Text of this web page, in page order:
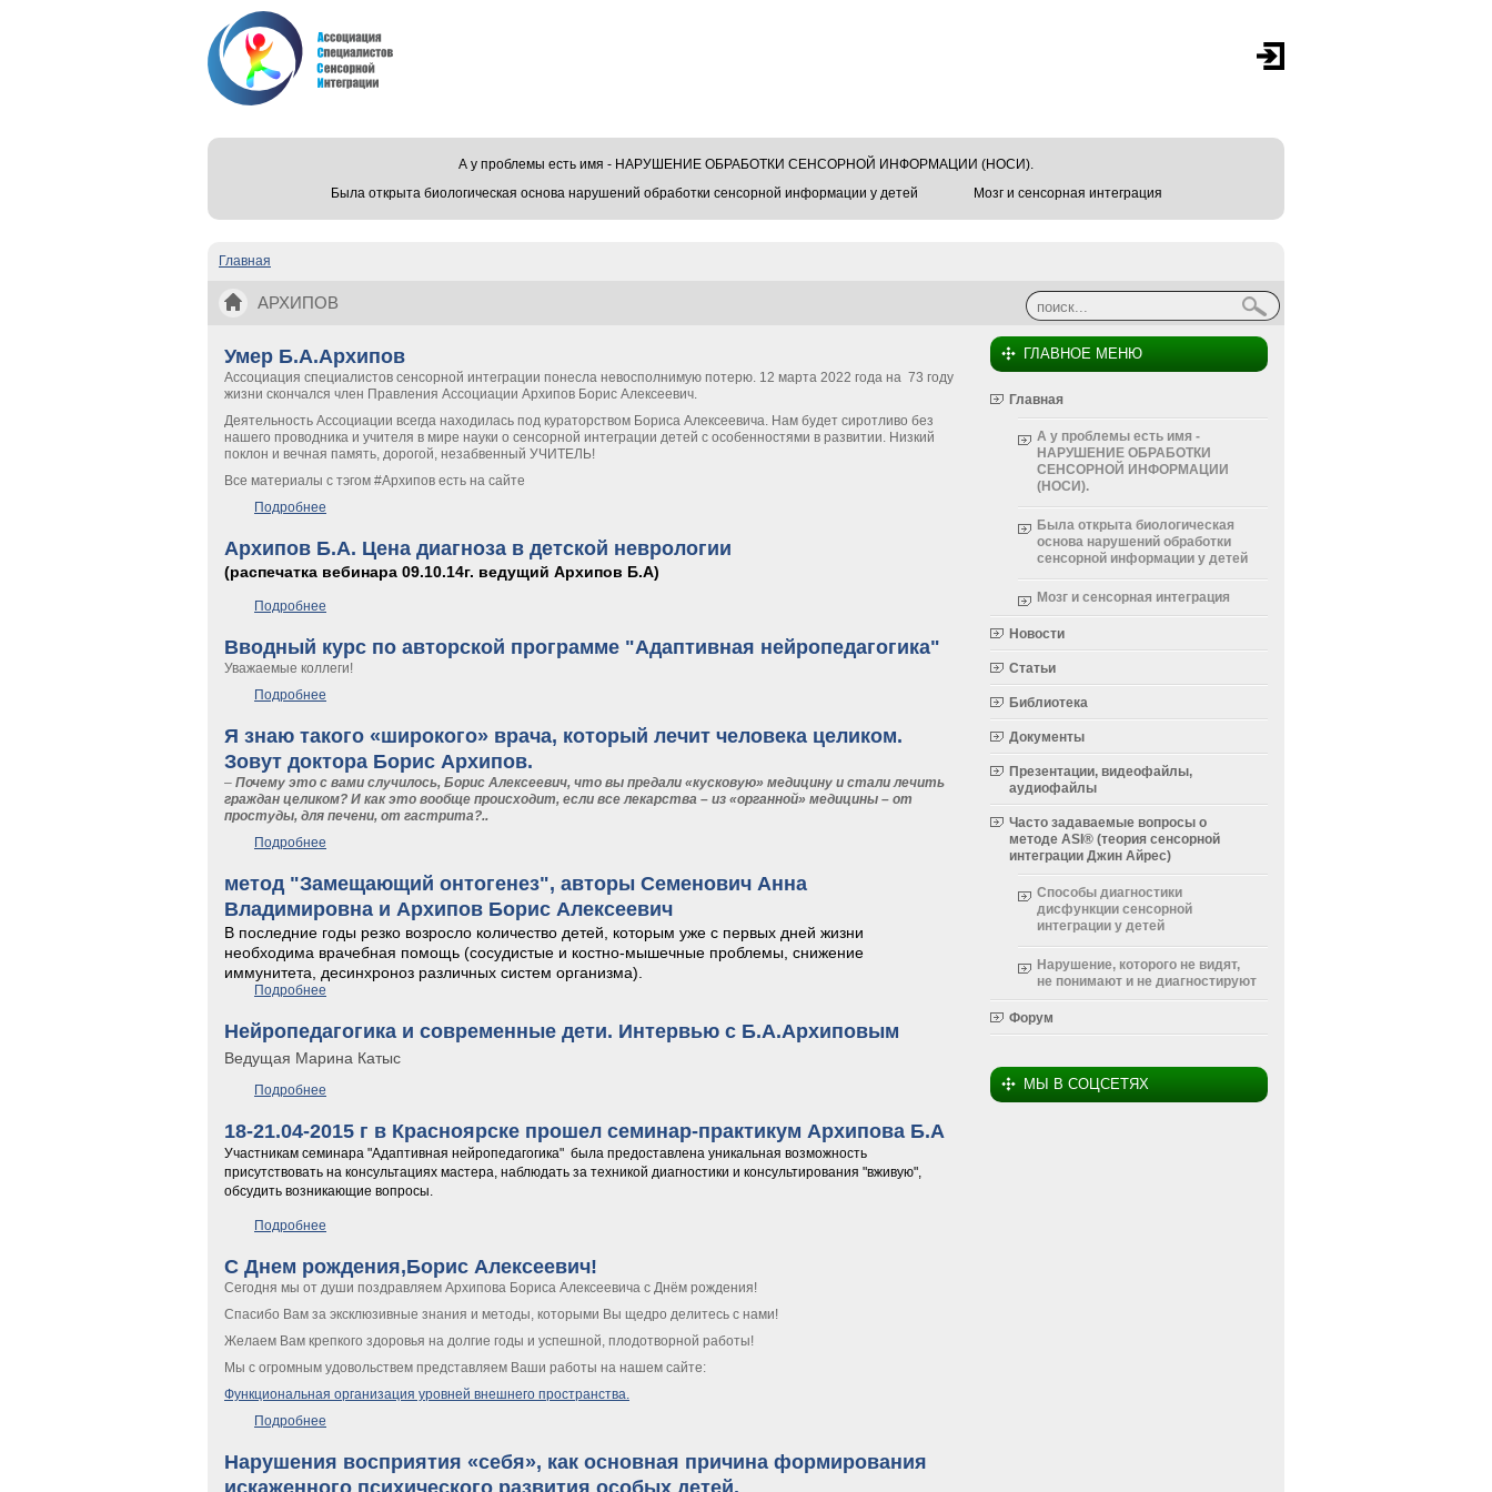
А у проблемы есть имя - НАРУШЕНИЕ ОБРАБОТКИ СЕНСОРНОЙ ИНФОРМАЦИИ (НОСИ).
Была открыта биологическая основа нарушений обработки сенсорной информации у детей
Мозг и сенсорная интеграция
Вы здесь
Главная
АРХИПОВ Форма поиска
Найти
Умер Б.А.Архипов
Ассоциация специалистов сенсорной интеграции понесла невосполнимую потерю. 12 марта 2022 года на 73 году
жизни скончался член Правления Ассоциации Архипов Борис Алексеевич.
Деятельность Ассоциации всегда находилась под кураторством Бориса Алексеевича. Нам будет сиротливо без
нашего проводника и учителя в мире науки о сенсорной интеграции детей с особенностями в развитии. Низкий
поклон и вечная память, дорогой, незабвенный УЧИТЕЛЬ!
Все материалы с тэгом #Архипов есть на сайте
Подробнее
Архипов Б.А. Цена диагноза в детской неврологии
(распечатка вебинара 09.10.14г. ведущий Архипов Б.А)
Подробнее
Вводный курс по авторской программе "Адаптивная нейропедагогика"
Уважаемые коллеги!
Подробнее
Я знаю такого «широкого» врача, который лечит человека целиком.
Зовут доктора Борис Архипов.
– Почему это с вами случилось, Борис Алексеевич, что вы предали «кусковую» медицину и стали лечить
граждан целиком? И как это вообще происходит, если все лекарства – из «органной» медицины – от
простуды, для печени, от гастрита?..
Подробнее
метод "Замещающий онтогенез", авторы Семенович Анна
Владимировна и Архипов Борис Алексеевич
В последние годы резко возросло количество детей, которым уже с первых дней жизни
необходима врачебная помощь (сосудистые и костно-мышечные проблемы, снижение
иммунитета, десинхроноз различных систем организма).
Подробнее
Нейропедагогика и современные дети. Интервью с Б.А.Архиповым
Ведущая Марина Катыс
Подробнее
18-21.04-2015 г в Красноярске прошел семинар-практикум Архипова Б.А
Участникам семинара "Адаптивная нейропедагогика" была предоставлена уникальная возможность
присутствовать на консультациях мастера, наблюдать за техникой диагностики и консультирования "вживую",
обсудить возникающие вопросы.
Подробнее
С Днем рождения,Борис Алексеевич!
Сегодня мы от души поздравляем Архипова Бориса Алексеевича с Днём рождения!
Спасибо Вам за эксклюзивные знания и методы, которыми Вы щедро делитесь с нами!
Желаем Вам крепкого здоровья на долгие годы и успешной, плодотворной работы!
Мы с огромным удовольствем представляем Ваши работы на нашем сайте:
Функциональная организация уровней внешнего пространства.
Подробнее
Нарушения восприятия «себя», как основная причина формирования
искаженного психического развития особых детей.
ГЛАВНОЕ МЕНЮ
Главная
А у проблемы есть имя -
НАРУШЕНИЕ ОБРАБОТКИ
СЕНСОРНОЙ ИНФОРМАЦИИ
(НОСИ).
Была открыта биологическая
основа нарушений обработки
сенсорной информации у детей
Мозг и сенсорная интеграция
Новости
Статьи
Библиотека
Документы
Презентации, видеофайлы,
аудиофайлы
Часто задаваемые вопросы о
методе ASI® (теория сенсорной
интеграции Джин Айрес)
Способы диагностики
дисфункции сенсорной
интеграции у детей
Нарушение, которого не видят,
не понимают и не диагностируют
Форум
МЫ В СОЦСЕТЯХ